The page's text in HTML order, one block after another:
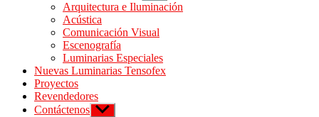
Arquitectura e Iluminación
Acústica
Comunicación Visual
Escenografía
Luminarias Especiales
Nuevas Luminarias Tensofex
Proyectos
Revendedores
Contáctenos